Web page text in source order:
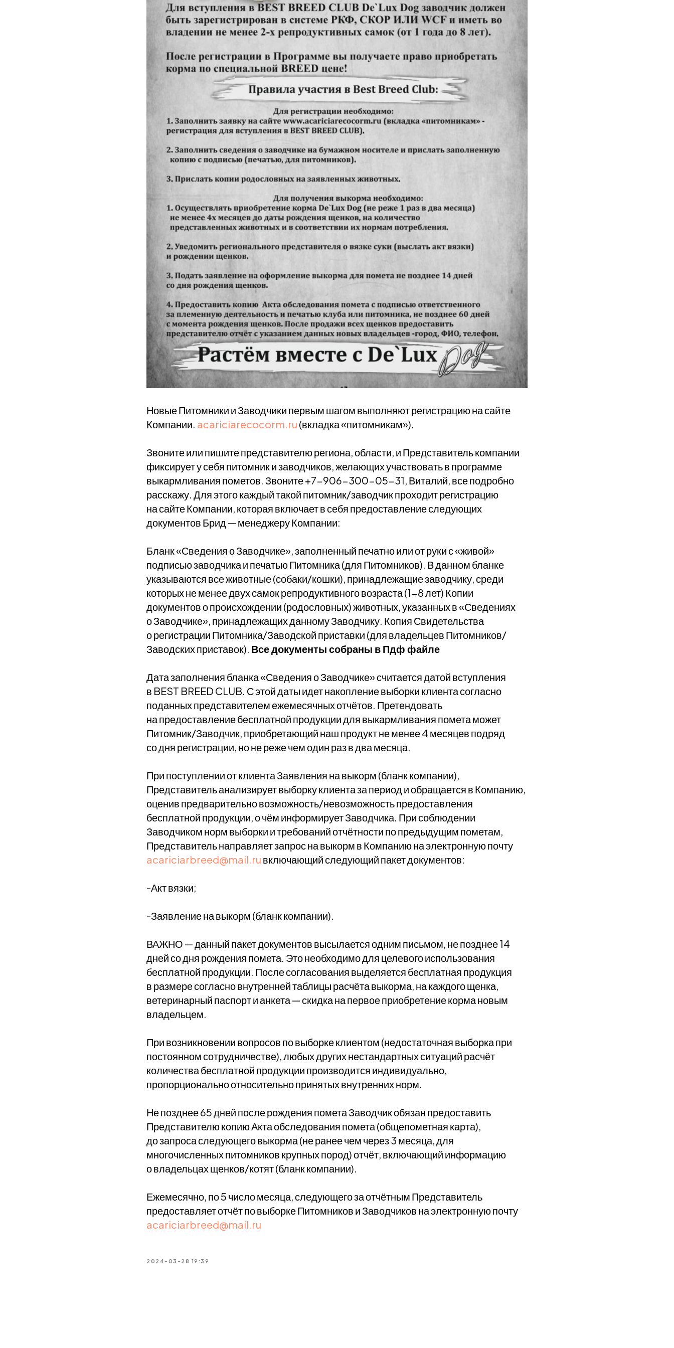
Новые Питомники и Заводчики первым шагом выполняют регистрацию на сайте
Компании. acariciarecocorm.ru (вкладка «питомникам»).
Звоните или пишите представителю региона, области, и Представитель компании
фиксирует у себя питомник и заводчиков, желающих участвовать в программе
выкармливания пометов. Звоните +7−906−300−05−31, Виталий, все подробно
расскажу. Для этого каждый такой питомник/заводчик проходит регистрацию
на сайте Компании, которая включает в себя предоставление следующих
документов Брид — менеджеру Компании:
Бланк «Сведения о Заводчике», заполненный печатно или от руки с «живой»
подписью заводчика и печатью Питомника (для Питомников). В данном бланке
указываются все животные (собаки/кошки), принадлежащие заводчику, среди
которых не менее двух самок репродуктивного возраста (1−8 лет) Копии
документов о происхождении (родословных) животных, указанных в «Сведениях
о Заводчике», принадлежащих данному Заводчику. Копия Свидетельства
о регистрации Питомника/Заводской приставки (для владельцев Питомников/
Заводских приставок). Все документы собраны в Пдф файле
Дата заполнения бланка «Сведения о Заводчике» считается датой вступления
в BEST BREED CLUB. С этой даты идет накопление выборки клиента согласно
поданных представителем ежемесячных отчётов. Претендовать
на предоставление бесплатной продукции для выкармливания помета может
Питомник/Заводчик, приобретающий наш продукт не менее 4 месяцев подряд
со дня регистрации, но не реже чем один раз в два месяца.
При поступлении от клиента Заявления на выкорм (бланк компании),
Представитель анализирует выборку клиента за период и обращается в Компанию,
оценив предварительно возможность/невозможность предоставления
бесплатной продукции, о чём информирует Заводчика. При соблюдении
Заводчиком норм выборки и требований отчётности по предыдущим пометам,
Представитель направляет запрос на выкорм в Компанию на электронную почту
acariciarbreed@mail.ru включающий следующий пакет документов:
-Акт вязки;
-Заявление на выкорм (бланк компании).
ВАЖНО — данный пакет документов высылается одним письмом, не позднее 14
дней со дня рождения помета. Это необходимо для целевого использования
бесплатной продукции. После согласования выделяется бесплатная продукция
в размере согласно внутренней таблицы расчёта выкорма, на каждого щенка,
ветеринарный паспорт и анкета — скидка на первое приобретение корма новым
владельцем.
При возникновении вопросов по выборке клиентом (недостаточная выборка при
постоянном сотрудничестве), любых других нестандартных ситуаций расчёт
количества бесплатной продукции производится индивидуально,
пропорционально относительно принятых внутренних норм.
Не позднее 65 дней после рождения помета Заводчик обязан предоставить
Представителю копию Акта обследования помета (общепометная карта),
до запроса следующего выкорма (не ранее чем через 3 месяца, для
многочисленных питомников крупных пород) отчёт, включающий информацию
о владельцах щенков/котят (бланк компании).
Ежемесячно, по 5 число месяца, следующего за отчётным Представитель
предоставляет отчёт по выборке Питомников и Заводчиков на электронную почту
acariciarbreed@mail.ru
2024-03-28 19:39